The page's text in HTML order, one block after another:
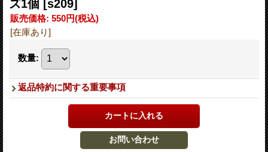
ズ1個 [s209]
販売価格: 550円(税込)
[在庫あり]
数量:
返品特約に関する重要事項